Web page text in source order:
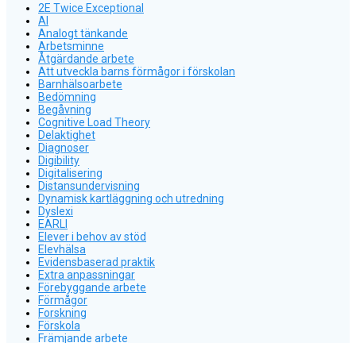
2E Twice Exceptional
AI
Analogt tänkande
Arbetsminne
Åtgärdande arbete
Att utveckla barns förmågor i förskolan
Barnhälsoarbete
Bedömning
Begåvning
Cognitive Load Theory
Delaktighet
Diagnoser
Digibility
Digitalisering
Distansundervisning
Dynamisk kartläggning och utredning
Dyslexi
EARLI
Elever i behov av stöd
Elevhälsa
Evidensbaserad praktik
Extra anpassningar
Förebyggande arbete
Förmågor
Forskning
Förskola
Främjande arbete